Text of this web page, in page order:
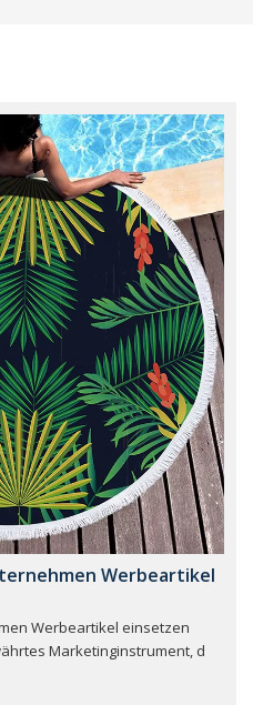
Werbeartikel
Werbeartikel einsetzen
Marketinginstrument, d